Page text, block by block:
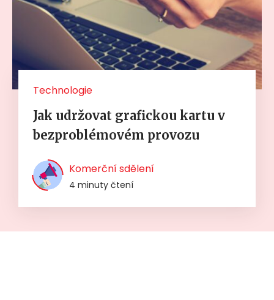
Technologie
Jak udržovat grafickou kartu v
bezproblémovém provozu
Komerční sdělení
4 minuty čtení